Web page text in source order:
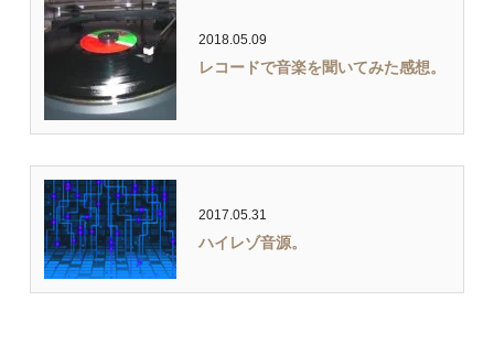
2018.05.09
レコードで音楽を聞いてみた感想。
2017.05.31
ハイレゾ音源。